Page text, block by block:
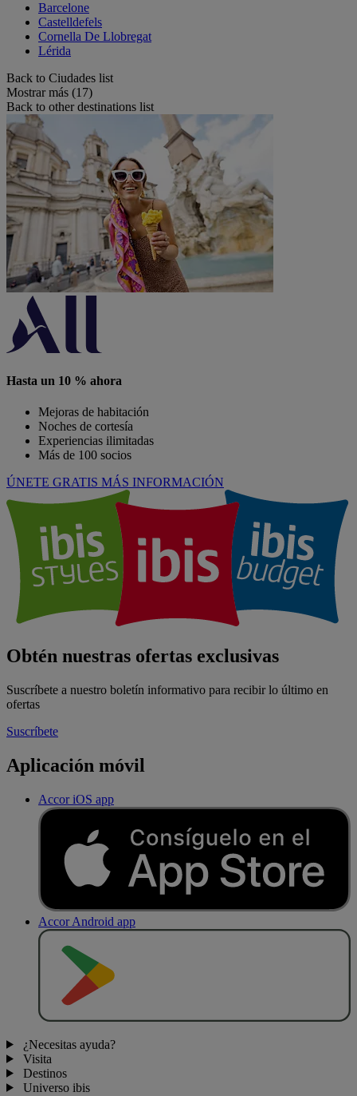
Barcelone
Castelldefels
Cornella De Llobregat
Lérida
Back to Ciudades list
Mostrar más (17)
Back to other destinations list
Hasta un 10 % ahora
Mejoras de habitación
Noches de cortesía
Experiencias ilimitadas
Más de 100 socios
ÚNETE GRATIS MÁS INFORMACIÓN
Obtén nuestras ofertas exclusivas
Suscríbete a nuestro boletín informativo para recibir lo último en
ofertas
Suscríbete
Aplicación móvil
Accor iOS app
Accor Android app
¿Necesitas ayuda?
Visita
Destinos
Universo ibis